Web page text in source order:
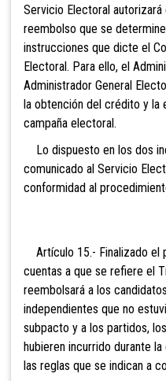
Servicio Electoral
reembolso que se
instrucciones que dicte el
Electoral. Para ello, el
Administrador General
la obtención del crédito y la
campaña electoral.
Lo dispuesto en los dos
comunicado al Servicio
conformidad al
Artículo 15.- Finalizado el
cuentas a que se refiere el
reembolsará a los
independientes que no
subpacto y a los partidos,
hubieren incurrido durante
las reglas que se indican a